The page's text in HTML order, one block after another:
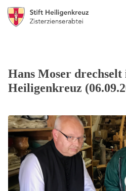
Hans Moser
Heiligenkreuz